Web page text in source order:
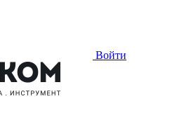
Войти